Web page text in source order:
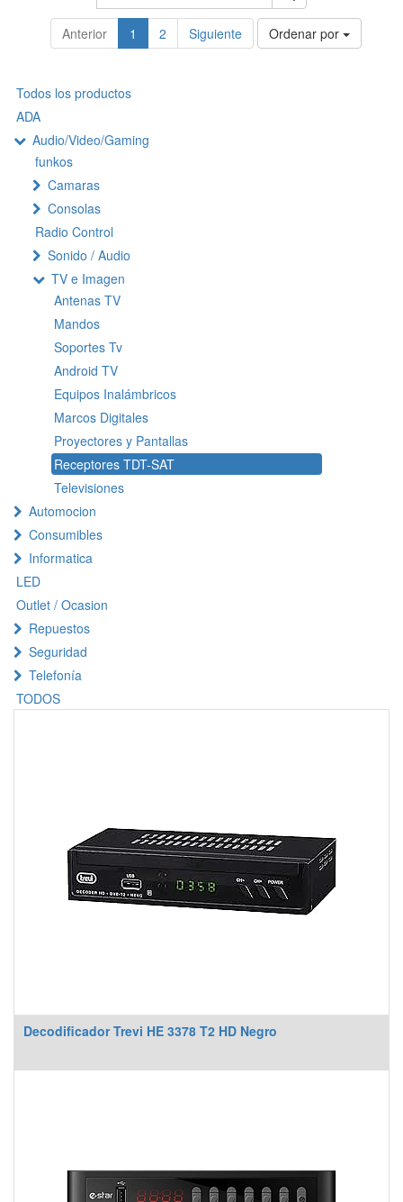
Anterior 1 2 Siguiente Ordenar por
Todos los productos
ADA
Audio/Video/Gaming
funkos
Camaras
Consolas
Radio Control
Sonido / Audio
TV e Imagen
Antenas TV
Mandos
Soportes Tv
Android TV
Equipos Inalámbricos
Marcos Digitales
Proyectores y Pantallas
Receptores TDT-SAT
Televisiones
Automocion
Consumibles
Informatica
LED
Outlet / Ocasion
Repuestos
Seguridad
Telefonía
TODOS
Decodificador Trevi HE 3378 T2 HD Negro